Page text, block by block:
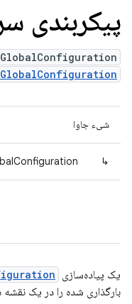
پیکربندی
شیء جاوا
↳
یک پیاده‌سازی
بارگذاری شده را در یک